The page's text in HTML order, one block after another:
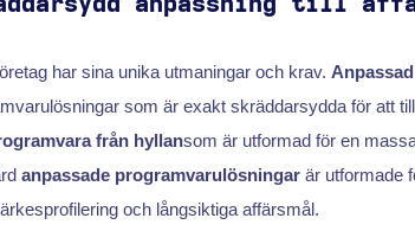
har sina unika utmaningar och krav.
som är exakt skräddarsydda för att
från hyllansom är utformad för en
anpassade programvarulösningarär utformade
och långsiktiga affärsmål.